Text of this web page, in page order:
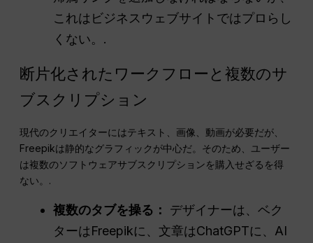
これはビジネスウェブサイトではプロらし
くない。.
断片化されたワークフローと複数のサ
ブスクリプション
現代のクリエイターにはテキスト、画像、動画が必要だが、
Freepikは静的なグラフィックが中心だ。そのため、ユーザー
は複数のソフトウェアサブスクリプションを購入せざるを得
ない。.
複数のタブを操る：
デザイナーは、ベク
ターはFreepikに、文章はChatGPTに、AI